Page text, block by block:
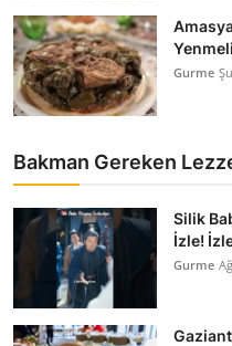
Gurme
Bakman Gereken
Silik
İzle!
Gurme